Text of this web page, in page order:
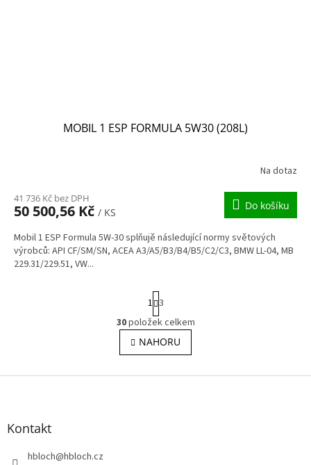
MOBIL 1 ESP FORMULA 5W30 (208L)
Na dotaz
41 736 Kč bez DPH
50 500,56 Kč / KS
Do košíku
Mobil 1 ESP Formula 5W-30 splňujě následující normy světových
výrobců: API CF/SM/SN, ACEA A3/A5/B3/B4/B5/C2/C3, BMW LL-04, MB
229.31/229.51, VW...
O
v
l
d
S
t
r
á
n
k
v
1 3
30položek celkem
NAHORU
Z
Kontakt
hbloch@hbloch.cz